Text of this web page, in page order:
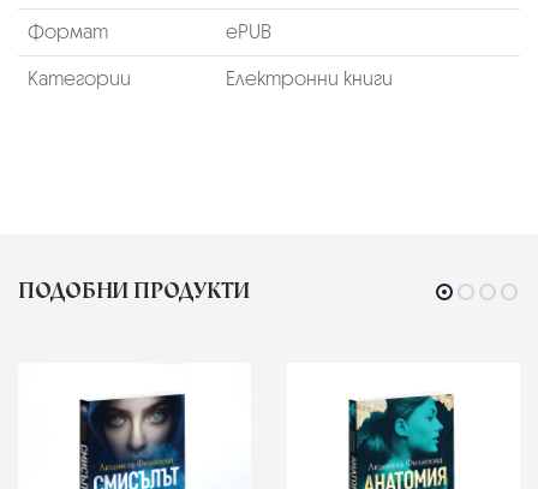
Формат
ePUB
Категории
Електронни книги
ПОДОБНИ ПРОДУКТИ